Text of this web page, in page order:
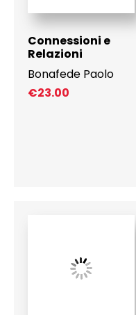
Connessioni e
Relazioni
Bonafede Paolo
€23.00